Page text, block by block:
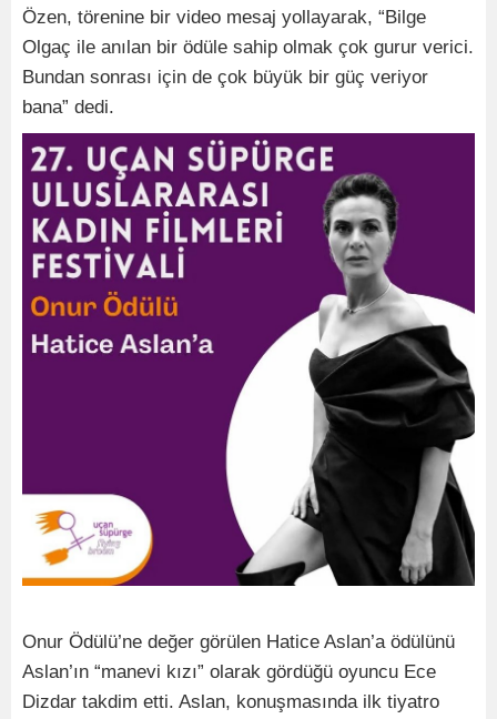
Özen, törenine bir video mesaj yollayarak, “Bilge
Olgaç ile anılan bir ödüle sahip olmak çok gurur verici.
Bundan sonrası için de çok büyük bir güç veriyor
bana” dedi.
Onur Ödülü’ne değer görülen Hatice Aslan’a ödülünü
Aslan’ın “manevi kızı” olarak gördüğü oyuncu Ece
Dizdar takdim etti. Aslan, konuşmasında ilk tiyatro